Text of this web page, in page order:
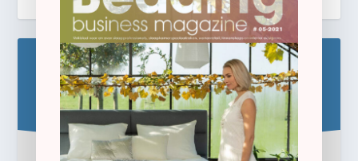
Blijf op de hoogte!
Schrijf u hier in voor de gratis e-newsletter.